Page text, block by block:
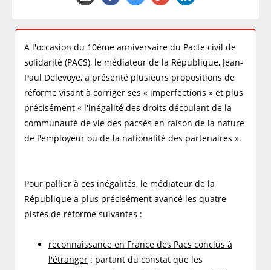
A l'occasion du 10ème anniversaire du Pacte civil de
solidarité (PACS), le médiateur de la République, Jean-
Paul Delevoye, a présenté plusieurs propositions de
réforme visant à corriger ses « imperfections » et plus
précisément « l'inégalité des droits découlant de la
communauté de vie des pacsés en raison de la nature
de l'employeur ou de la nationalité des partenaires ».
Pour pallier à ces inégalités, le médiateur de la
République a plus précisément avancé les quatre
pistes de réforme suivantes :
reconnaissance en France des Pacs conclus à
l'étranger : partant du constat que les